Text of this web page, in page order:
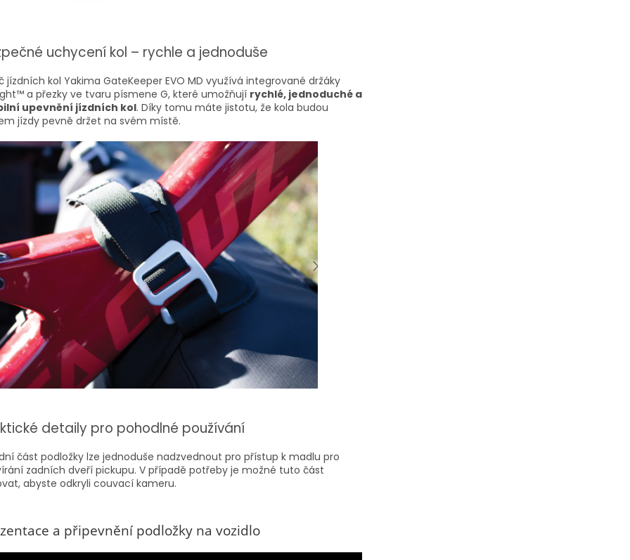
uchycení kol – rychle a jednoduše
jízdních kol Yakima GateKeeper EVO MD využívá integrované držáky
a přezky ve tvaru písmene G, které umožňují rychlé, jednoduché a
upevnění jízdních kol. Díky tomu máte jistotu, že kola budou
jízdy pevně držet na svém místě.
detaily pro pohodlné používání
část podložky lze jednoduše nadzvednout pro přístup k madlu pro
zadních dveří pickupu. V případě potřeby je možné tuto část
abyste odkryli couvací kameru.
a připevnění podložky na vozidlo